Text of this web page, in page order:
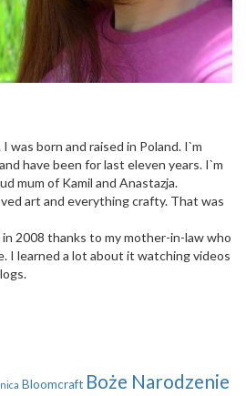
was born and raised in Poland. I`m
have been for last eleven years. I`m
mum of Kamil and Anastazja.
art and everything crafty. That was
2008 thanks to my mother-in-law who
I learned a lot about it watching videos
Bloomcraft Boże Narodzenie